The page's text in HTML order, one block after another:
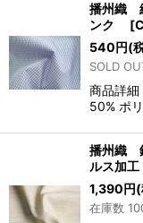
播州織
ンク
[
540円(
SOLD
商品詳細
50% ポ
播州織
ルス加
1,390円
在庫数